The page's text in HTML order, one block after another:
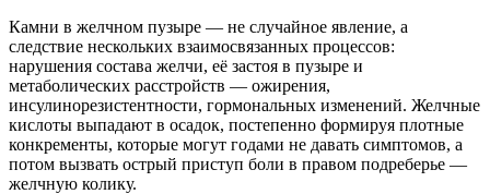
Камни в желчном пузыре — не случайное явление, а
следствие нескольких взаимосвязанных процессов:
нарушения состава желчи, её застоя в пузыре и
метаболических расстройств — ожирения,
инсулинорезистентности, гормональных изменений. Желчные
кислоты выпадают в осадок, постепенно формируя плотные
конкременты, которые могут годами не давать симптомов, а
потом вызвать острый приступ боли в правом подреберье —
желчную колику.